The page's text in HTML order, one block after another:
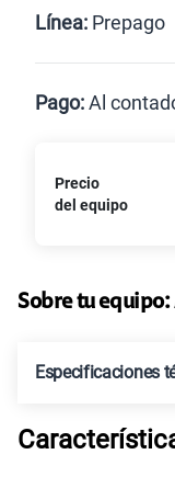
Línea: Prepago
Postpago
Pago:Al
Al contado
Precio
del equipo
Sobre tu equipo:
Especificaciones
Tecnología de